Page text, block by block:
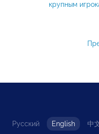
крупным
Русский English 中